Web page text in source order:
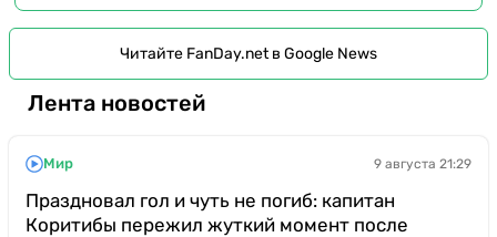
Читайте FanDay.net в Google News
Лента новостей
Мир 9 августа 21:29
Праздновал гол и чуть не погиб: капитан
Коритибы пережил жуткий момент после